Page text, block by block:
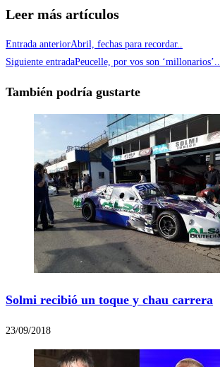
Leer más artículos
Entrada anteriorAbril, fechas para recordar..
Siguiente entradaPeucelle, por vos son ‘millonarios’..
También podría gustarte
Solmi recibió un toque y chau carrera
23/09/2018